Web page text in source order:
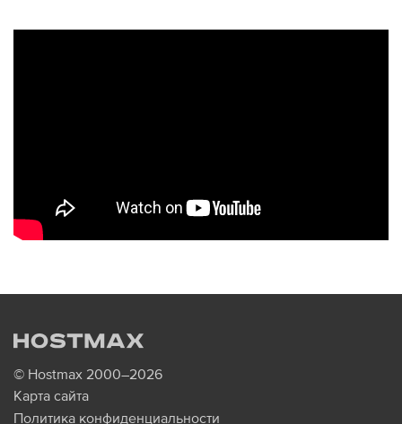
© Hostmax 2000–2026
Карта сайта
Политика конфиденциальности